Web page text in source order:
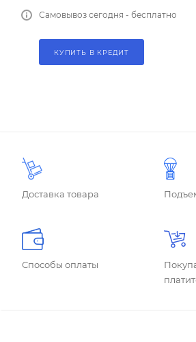
Самовывоз сегодня - бесплатно
КУПИТЬ В КРЕДИТ
Доставка товара
Способы оплаты